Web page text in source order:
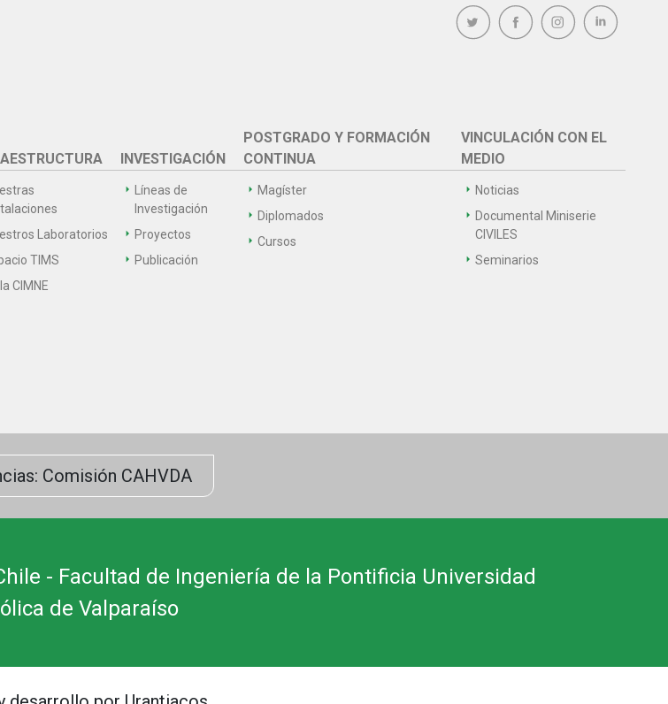
Laboratorios
TIMS
CIMNE
INVESTIGACIÓN
Líneas de
Investigación
Proyectos
Publicación
POSTGRADO Y FORMACIÓN
CONTINUA
Magíster
Diplomados
Cursos
VINCULACIÓN CON EL
MEDIO
Noticias
Documental Miniserie
CIVILES
Seminarios
Comisión CAHVDA
- Facultad de Ingeniería de la Pontificia Universidad
de Valparaíso